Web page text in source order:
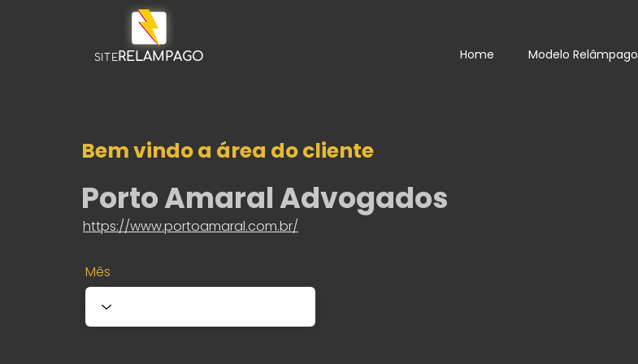
SITERELAMPAGO Home Modelo Relâmpago
Bem vindo a área do cliente
Porto Amaral Advogados
https://www.portoamaral.com.br/
Mês